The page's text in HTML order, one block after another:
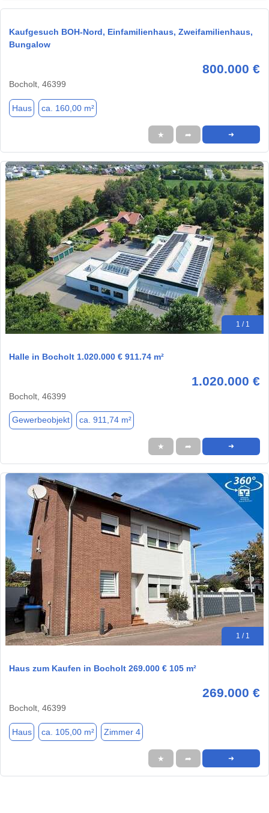
Kaufgesuch BOH-Nord, Einfamilienhaus, Zweifamilienhaus,
Bungalow
800.000 €
Bocholt, 46399
Haus ca. 160,00 m²
★ ➦ ➜
1 / 1
Halle in Bocholt 1.020.000 € 911.74 m²
1.020.000 €
Bocholt, 46399
Gewerbeobjekt ca. 911,74 m²
★ ➦ ➜
1 / 1
Haus zum Kaufen in Bocholt 269.000 € 105 m²
269.000 €
Bocholt, 46399
Haus ca. 105,00 m² Zimmer 4
★ ➦ ➜